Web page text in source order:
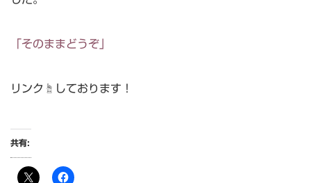
「そのままどうぞ」
リンク☝しております！
共有: